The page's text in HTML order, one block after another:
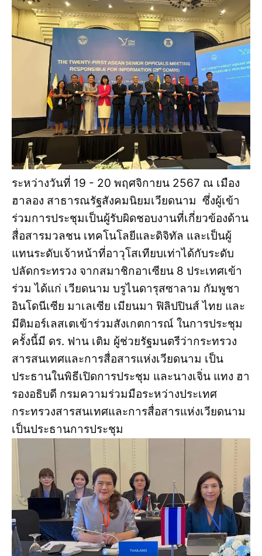
ระหว่างวันที่ 19 - 20 พฤศจิกายน 2567 ณ เมือง
ฮาลอง สาธารณรัฐสังคมนิยมเวียดนาม ซึ่งผู้เข้า
ร่วมการประชุมเป็นผู้รับผิดชอบงานที่เกี่ยวข้องด้าน
สื่อสารมวลชน เทคโนโลยีและดิจิทัล และเป็นผู้
แทนระดับเจ้าหน้าที่อาวุโสเทียบเท่าได้กับระดับ
ปลัดกระทรวง จากสมาชิกอาเซียน 8 ประเทศเข้า
ร่วม ได้แก่ เวียดนาม บรูไนดารุสซาลาม กัมพูชา
อินโดนีเซีย มาเลเซีย เมียนมา ฟิลิปปินส์ ไทย และ
มีติมอร์เลสเตเข้าร่วมสังเกตการณ์ ในการประชุม
ครั้งนี้มี ดร. ฟาน เติม ผู้ช่วยรัฐมนตรีว่ากระทรวง
สารสนเทศและการสื่อสารแห่งเวียดนาม เป็น
ประธานในพิธีเปิดการประชุม และนางเจิ่น แทง ฮา
รองอธิบดี กรมความร่วมมือระหว่างประเทศ
กระทรวงสารสนเทศและการสื่อสารแห่งเวียดนาม
เป็นประธานการประชุม